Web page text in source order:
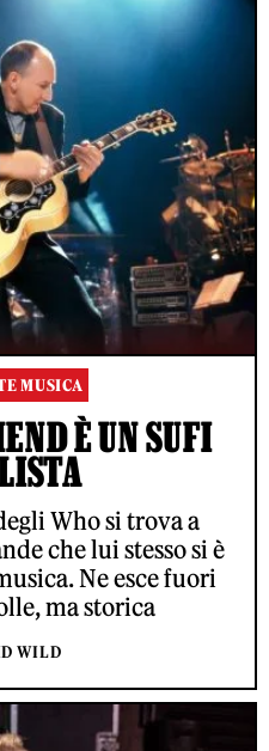
MUSICA
È UN SUFI
Who si trova a
che lui stesso si è
Ne esce fuori
ma storica
WILD